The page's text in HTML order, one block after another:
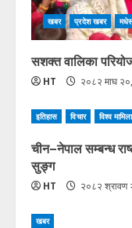
खबर प्रदेश खबर
सशक्त वालिका
HT २०८२ माघ
इतिहास विचार विश्व मामिला
चीन–नेपाल सम्बन्ध
सुङ्ग
HT २०८२ श्रावण
खबर